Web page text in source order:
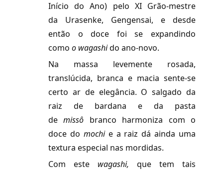
Início do Ano) pelo XI Grão-mestre
da Urasenke, Gengensai, e desde
então o doce foi se expandindo
como o wagashido ano-novo.
Na massa levemente rosada,
translúcida, branca e macia sente-se
certo ar de elegância. O salgado da
raiz de bardana e da pasta
demissô branco harmoniza com o
doce do mochi e a raiz dá ainda uma
textura especial nas mordidas.
Com este wagashi, que tem tais